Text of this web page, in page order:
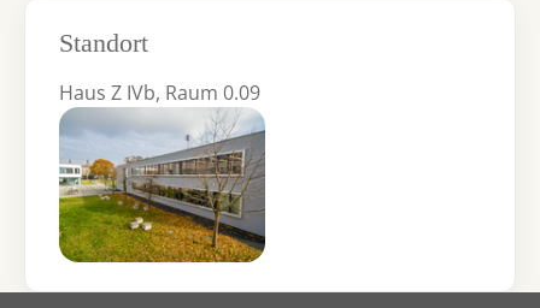
Standort
Haus Z IVb, Raum 0.09